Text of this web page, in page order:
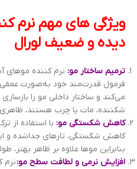
ویژگی های مهم نرم
دیده و ضعیف لورال
ترمیم ساختار مو: نرم کننده موهای
فرمول قدرت‌مند خود به‌صورت عمقی
می‌کند و ساختار داخلی مو را
شکننده، مات یا چرب هستند، ظاهری
کاهش شکستگی مو: با استفاده از
کاهش شکستگی، تارهای جداشده و
بنابراین موها علاوه بر ظاهر بهتر،
افزایش نرمی و لطافت سطح مو:نرم